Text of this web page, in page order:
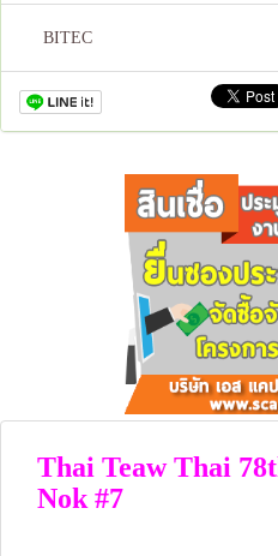
BITEC
Thai Teaw Thai
Nok #7